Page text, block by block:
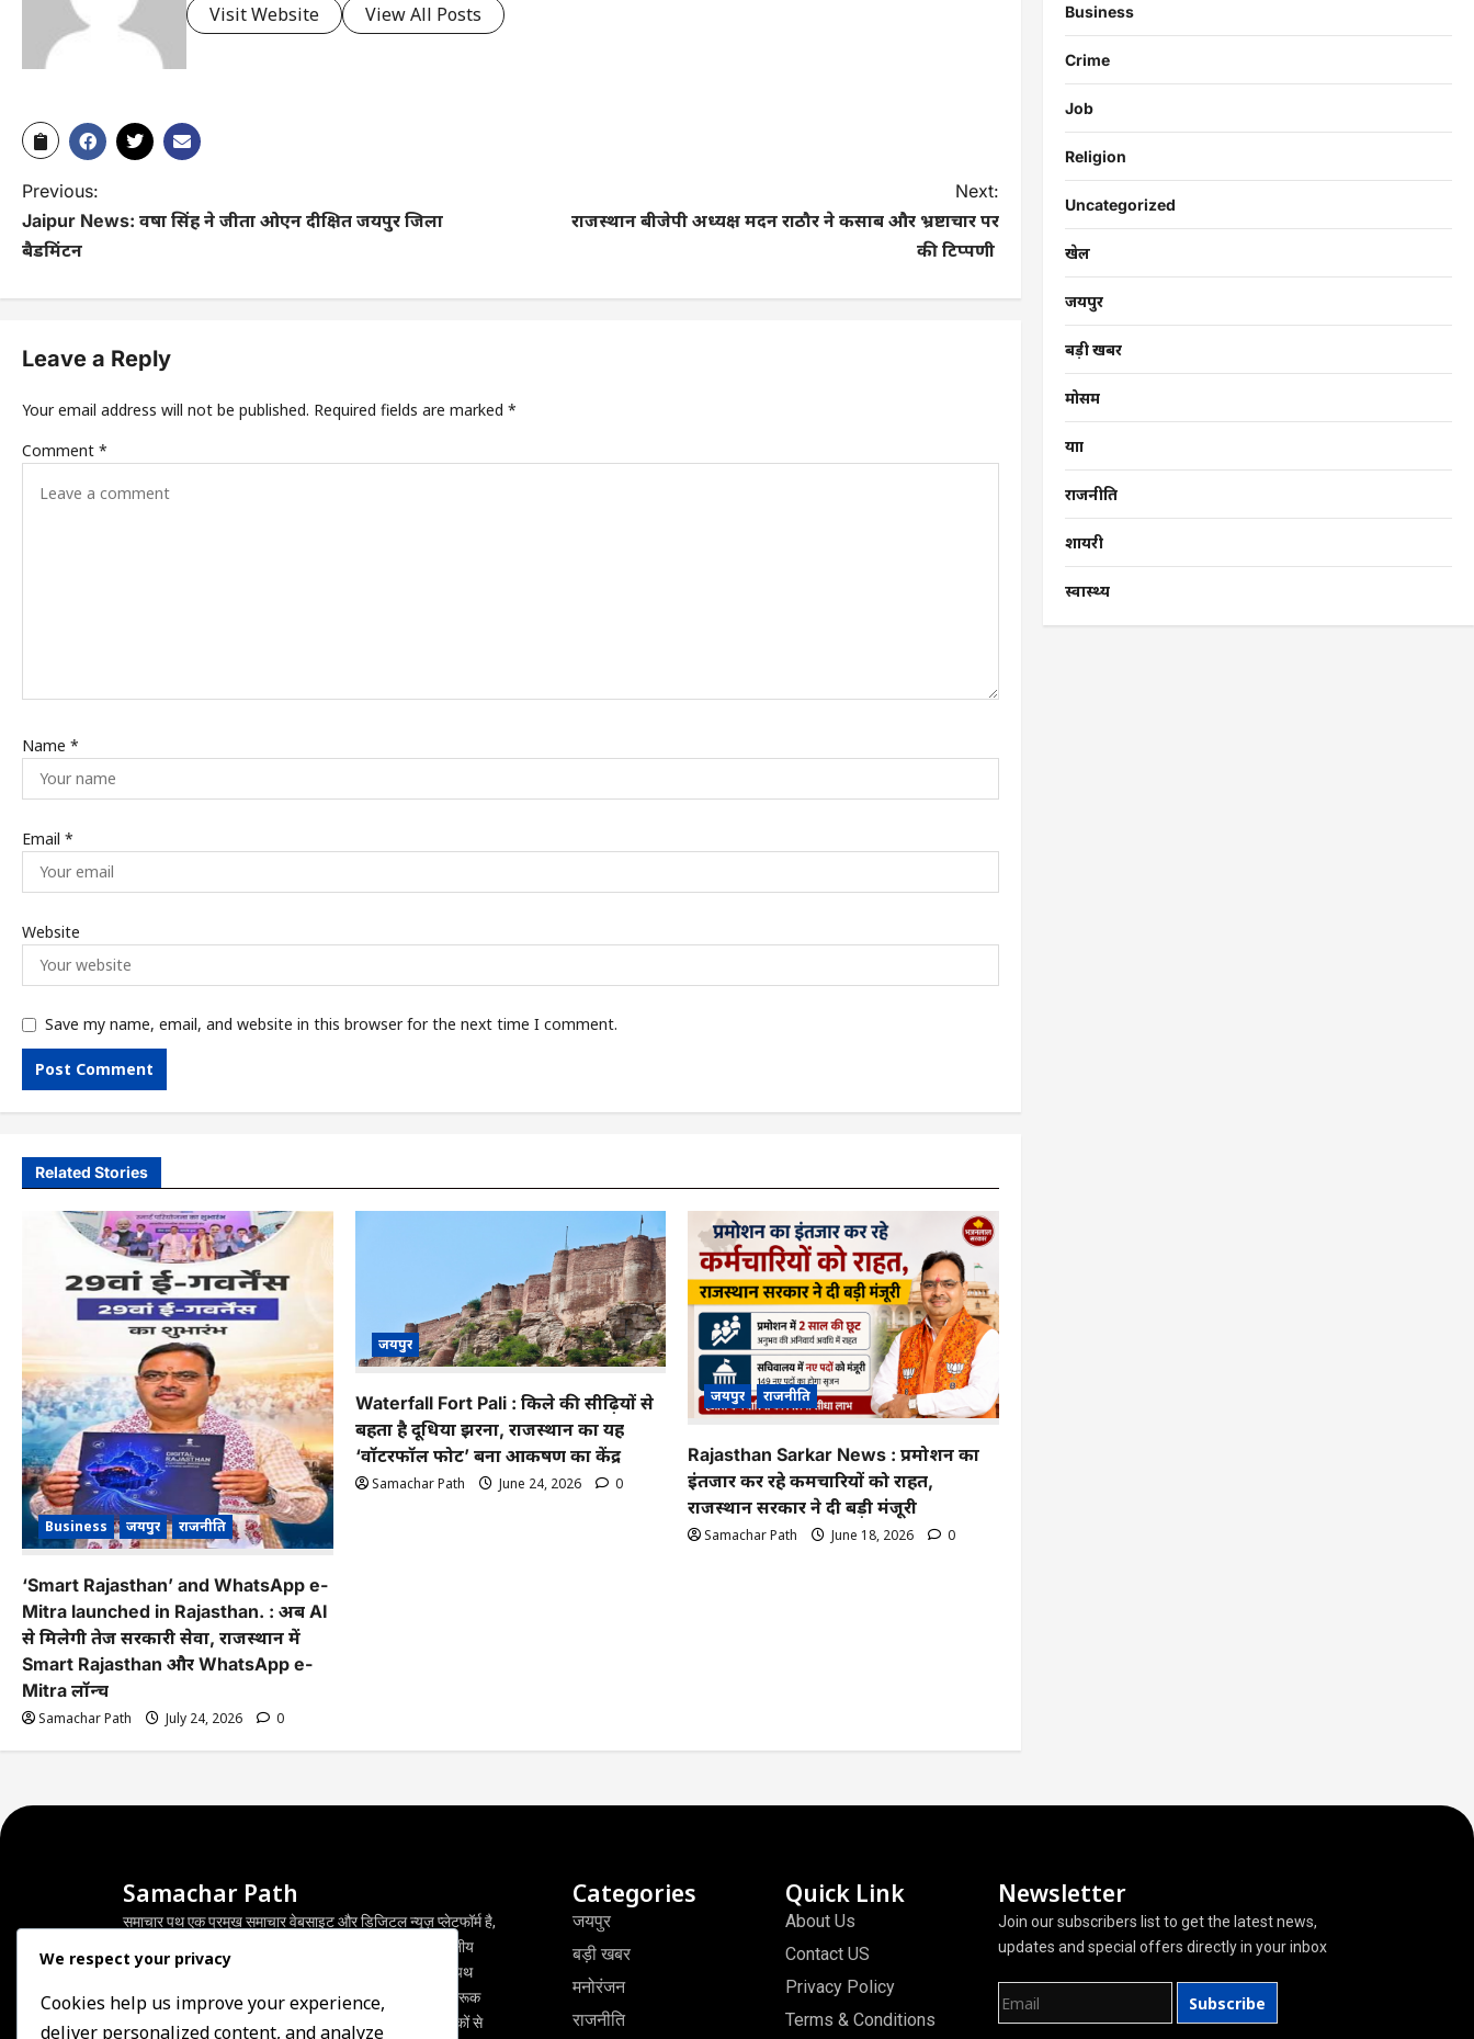
Visit Website View All Posts
Previous:
Jaipur News: वर्षा सिंह ने जीता ओएन दीक्षित जयपुर जिला
बैडमिंटन
Next:
राजस्थान बीजेपी अध्यक्ष मदन राठौर ने कसाब और भ्रष्टाचार पर
की टिप्पणी
Leave a Reply
Your email address will not be published. Required fields are marked *
Comment *
Name *
Email *
Website
Save my name, email, and website in this browser for the next time I comment.
Related Stories
Business जयपुर राजनीति
‘Smart Rajasthan’ and WhatsApp e-
Mitra launched in Rajasthan. : अब AI
से मिलेगी तेज सरकारी सेवा, राजस्थान में
Smart Rajasthan और WhatsApp e-
Mitra लॉन्च
Samachar Path July 24, 2026 0
जयपुर
Waterfall Fort Pali : किले की सीढ़ियों से
बहता है दूधिया झरना, राजस्थान का यह
‘वॉटरफॉल फोर्ट’ बना आकर्षण का केंद्र
Samachar Path June 24, 2026 0
जयपुर राजनीति
Rajasthan Sarkar News : प्रमोशन का
इंतजार कर रहे कर्मचारियों को राहत,
राजस्थान सरकार ने दी बड़ी मंजूरी
Samachar Path June 18, 2026 0
Business
Crime
Job
Religion
Uncategorized
खेल
जयपुर
बड़ी खबर
मोसम
यात्रा
राजनीति
शायरी
स्वास्थ्य
Samachar Path
समाचार पथ एक प्रमुख समाचार वेबसाइट और डिजिटल न्यूज़ प्लेटफॉर्म है,
जो जुड़ी ताज़ा खबरें, राजनीति, व्यवसाय, खेल, मनोरंजन और स्थानीय
घटनाओं की सटीक व निष्पक्ष जानकारी प्रदान करता है। समाचार पथ
विश्वसनीय, तथ्यात्मक और तेज़ खबरों के माध्यम से पाठकों को जागरूक
रखने का कार्य करता है और डिजिटल माध्यम से व्यापक रूप से पाठकों से
Categories
जयपुर
बड़ी खबर
मनोरंजन
राजनीति
Quick Link
About Us
Contact US
Privacy Policy
Terms & Conditions
Newsletter
Join our subscribers list to get the latest news,
updates and special offers directly in your inbox
Subscribe
We respect your privacy
Cookies help us improve your experience,
deliver personalized content, and analyze